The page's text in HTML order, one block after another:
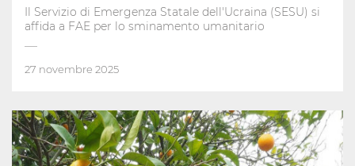
Il Servizio di Emergenza Statale dell'Ucraina (SESU) si
affida a FAE per lo sminamento umanitario
27 novembre 2025